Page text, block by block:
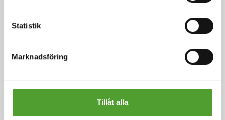
Statistik
Marknadsföring
Tillåt alla
Algol Chemicals får betyget Silver
av EcoVadis för 2026, med
förbättrade resultat inom hållbar
upphandling